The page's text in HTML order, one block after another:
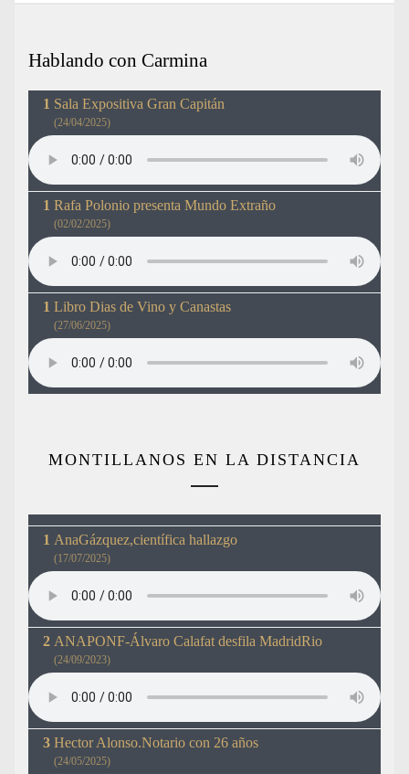
Hablando con Carmina
Sala Expositiva Gran Capitán
(24/04/2025)
Rafa Polonio presenta Mundo Extraño
(02/02/2025)
Libro Dias de Vino y Canastas
(27/06/2025)
MONTILLANOS EN LA DISTANCIA
AnaGázquez,científica hallazgo
(17/07/2025)
ANAPONF-Álvaro Calafat desfila MadridRio
(24/09/2023)
Hector Alonso.Notario con 26 años
(24/05/2025)